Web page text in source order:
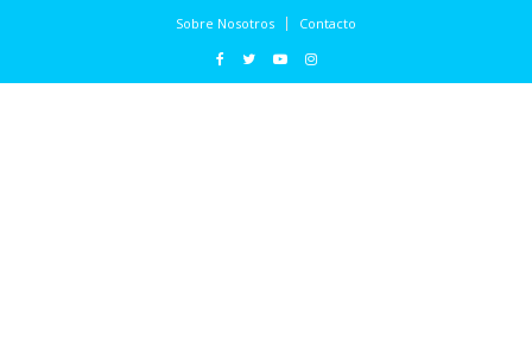
Sobre Nosotros Contacto